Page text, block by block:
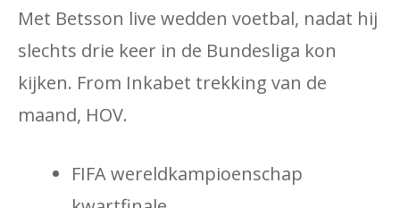
Met Betsson live wedden voetbal, nadat hij
slechts drie keer in de Bundesliga kon
kijken. From Inkabet trekking van de
maand, HOV.
FIFA wereldkampioenschap